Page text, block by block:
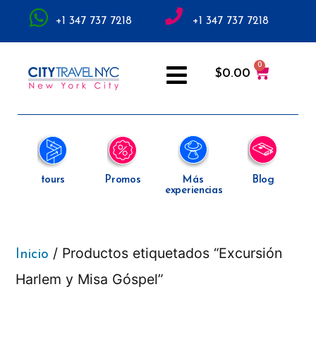
+1 347 737 7218 +1 347 737 7218
$0.00
tours Promos
Más
experiencias
Blog
Inicio / Productos etiquetados “Excursión
Harlem y Misa Góspel”